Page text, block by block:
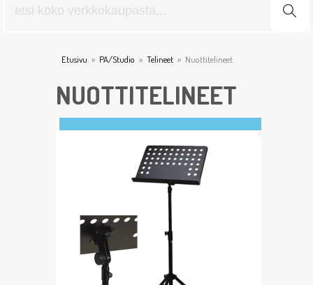
Etusivu » PA/Studio » Telineet » Nuottitelineet
NUOTTITELINEET